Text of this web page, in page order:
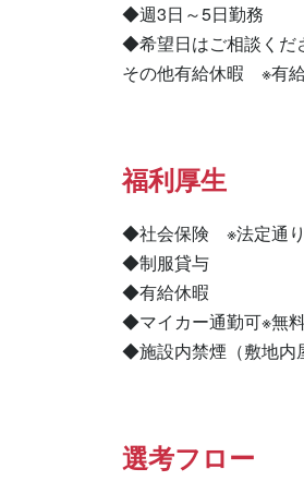
◆週3日～5日勤務
◆希望日はご相談くだ
その他有給休暇　※有
福利厚生
◆社会保険　※法定通
◆制服貸与
◆有給休暇
◆マイカー通勤可※無
◆施設内禁煙（敷地内
選考フロー